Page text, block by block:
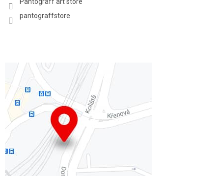
pantograffstore